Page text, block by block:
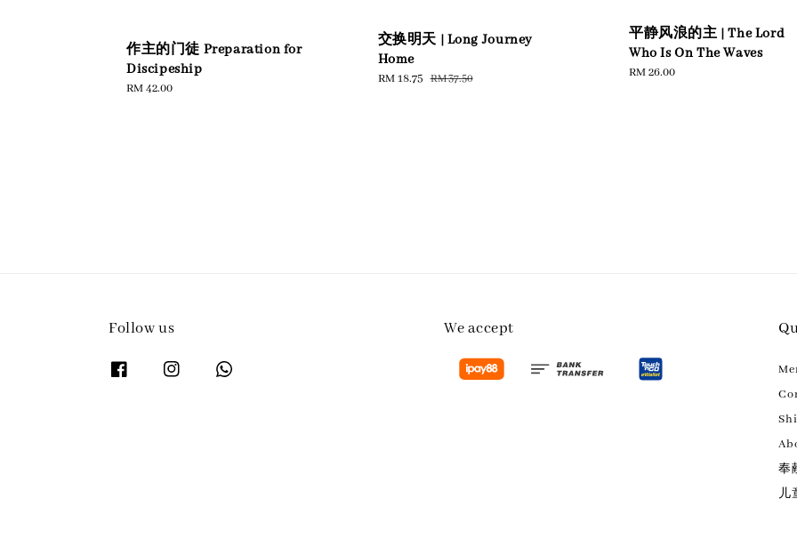
作主的门徒 Preparation for
Discipeship
Regular
RM 42.00
交换明天 | Long Journey
Home
Sale
RM 18.75 Regular
RM 37.50
平静风浪的主 | The Lord
Who Is On The Waves
Regular
RM 26.00
Follow us We accept
奉
儿